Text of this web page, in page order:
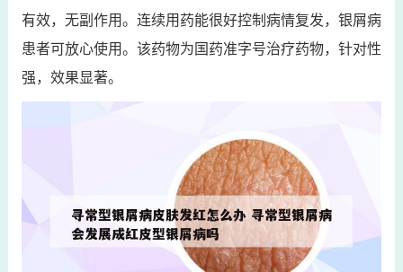
有效，无副作用。连续用药能很好控制病情复发，银屑病
患者可放心使用。该药物为国药准字号治疗药物，针对性
强，效果显著。